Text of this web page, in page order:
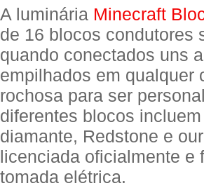
A luminária Minecraft
de 16 blocos condutores
quando conectados uns
empilhados em qualquer
rochosa para ser
diferentes blocos
diamante, Redstone e
licenciada oficialmente e
tomada elétrica.